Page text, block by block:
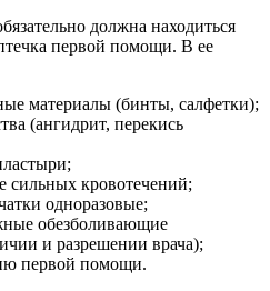
должна находиться
первой помощи. В ее
материалы (бинты, салфетки);
(ангидрит, перекись
сильных кровотечений;
одноразовые;
обезболивающие
и разрешении врача);
первой помощи.